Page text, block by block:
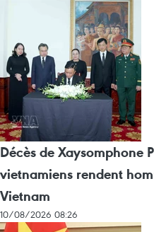
Décès de Xaysomphone
vietnamiens rendent
Vietnam
10/08/2026 08:26